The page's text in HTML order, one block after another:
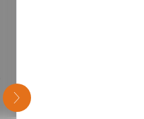
次のスライド